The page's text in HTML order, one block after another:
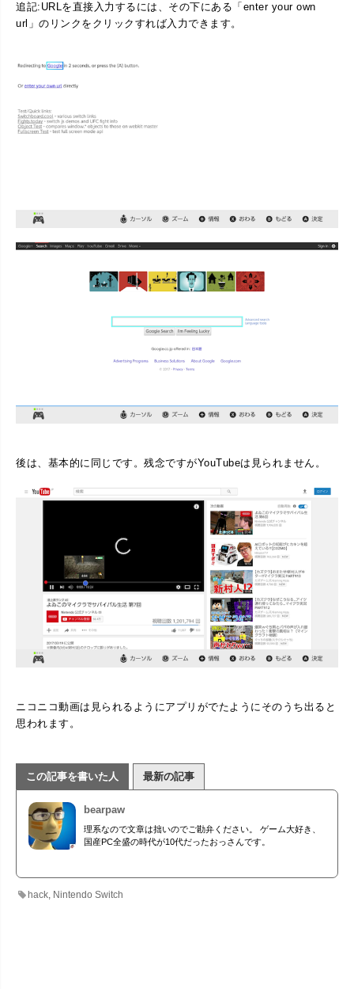
追記:URLを直接入力するには、その下にある「enter your own
url」のリンクをクリックすれば入力できます。
後は、基本的に同じです。残念ですがYouTubeは見られません。
ニコニコ動画は見られるようにアプリがでたようにそのうち出ると
思われます。
この記事を書いた人 最新の記事
bearpaw
理系なので文章は拙いのでご勘弁ください。 ゲーム大好き、
国産PC全盛の時代が10代だったおっさんです。
hack Nintendo Switch